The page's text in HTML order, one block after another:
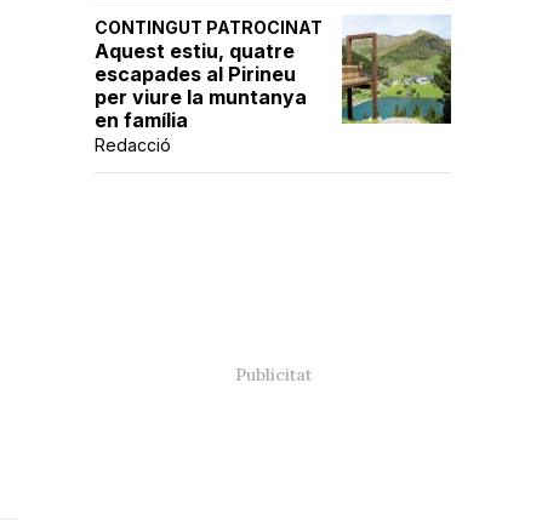
CONTINGUT PATROCINAT
Aquest estiu, quatre
escapades al Pirineu
per viure la muntanya
en família
Redacció